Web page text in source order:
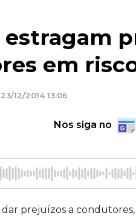
estragam
em
12/2014 13:06
Nos siga no
dar prejuízos a condutores,